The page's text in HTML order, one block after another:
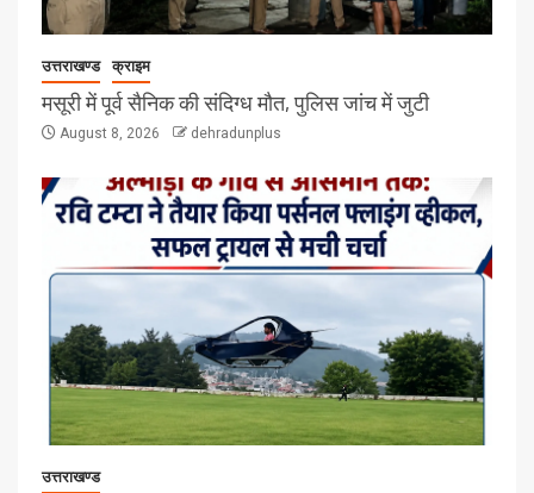
उत्तराखण्ड क्राइम
मसूरी में पूर्व सैनिक की संदिग्ध मौत, पुलिस जांच में जुटी
August 8, 2026 dehradunplus
उत्तराखण्ड